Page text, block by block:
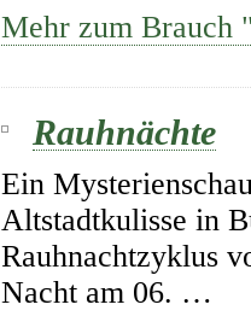
Mehr zum Brauch
Rauhnächte
Ein
Altstadtkulisse in
Rauhnachtzyklus
Nacht am 06. …